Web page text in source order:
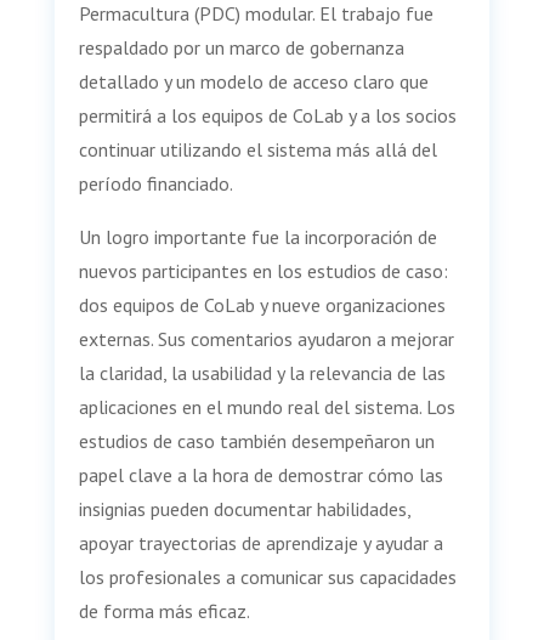
Permacultura (PDC) modular. El trabajo fue
respaldado por un marco de gobernanza
detallado y un modelo de acceso claro que
permitirá a los equipos de CoLab y a los socios
continuar utilizando el sistema más allá del
período financiado.
Un logro importante fue la incorporación de
nuevos participantes en los estudios de caso:
dos equipos de CoLab y nueve organizaciones
externas. Sus comentarios ayudaron a mejorar
la claridad, la usabilidad y la relevancia de las
aplicaciones en el mundo real del sistema. Los
estudios de caso también desempeñaron un
papel clave a la hora de demostrar cómo las
insignias pueden documentar habilidades,
apoyar trayectorias de aprendizaje y ayudar a
los profesionales a comunicar sus capacidades
de forma más eficaz.